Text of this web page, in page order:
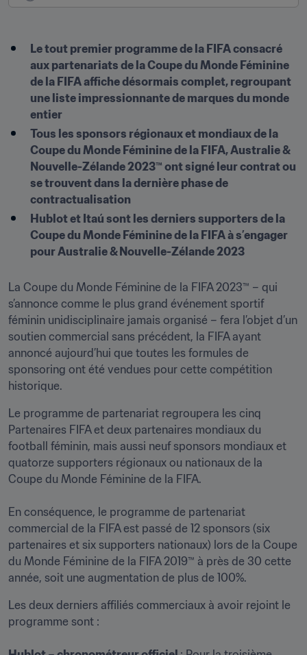
Le tout premier programme de la FIFA consacré
aux partenariats de la Coupe du Monde Féminine
de la FIFA affiche désormais complet, regroupant
une liste impressionnante de marques du monde
entier
Tous les sponsors régionaux et mondiaux de la
Coupe du Monde Féminine de la FIFA, Australie &
Nouvelle-Zélande 2023™ ont signé leur contrat ou
se trouvent dans la dernière phase de
contractualisation
Hublot et Itaú sont les derniers supporters de la
Coupe du Monde Féminine de la FIFA à s’engager
pour Australie & Nouvelle-Zélande 2023
La Coupe du Monde Féminine de la FIFA 2023™ – qui
s’annonce comme le plus grand événement sportif
féminin unidisciplinaire jamais organisé – fera l’objet d’un
soutien commercial sans précédent, la FIFA ayant
annoncé aujourd’hui que toutes les formules de
sponsoring ont été vendues pour cette compétition
historique.
Le programme de partenariat regroupera les cinq
Partenaires FIFA et deux partenaires mondiaux du
football féminin, mais aussi neuf sponsors mondiaux et
quatorze supporters régionaux ou nationaux de la
Coupe du Monde Féminine de la FIFA.
En conséquence, le programme de partenariat
commercial de la FIFA est passé de 12 sponsors (six
partenaires et six supporters nationaux) lors de la Coupe
du Monde Féminine de la FIFA 2019™ à près de 30 cette
année, soit une augmentation de plus de 100%.
Les deux derniers affiliés commerciaux à avoir rejoint le
programme sont :